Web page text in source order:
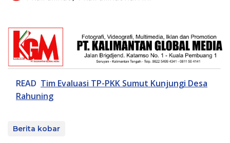
READ Tim Evaluasi TP-PKK Sumut Kunjungi Desa
Rahuning
Berita kobar